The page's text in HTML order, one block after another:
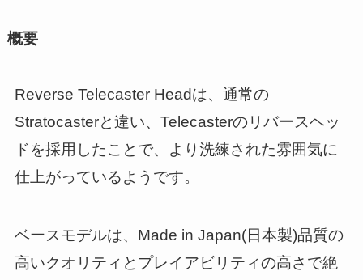
概要
Reverse Telecaster Headは、通常の
Stratocasterと違い、Telecasterのリバースヘッ
ドを採用したことで、より洗練された雰囲気に
仕上がっているようです。
ベースモデルは、Made in Japan(日本製)品質の
高いクオリティとプレイアビリティの高さで絶